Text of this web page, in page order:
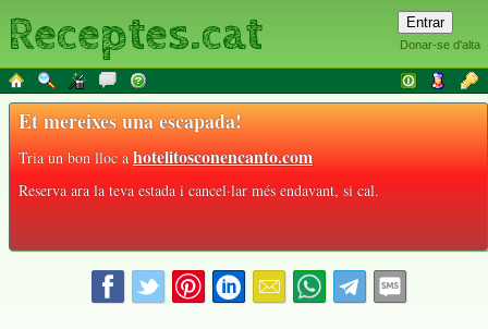
Donar-se d'alta
Receptes.cat
Et mereixes una escapada!
Tria un bon lloc ahotelitosconencanto.com
Reserva ara la teva estada i cancel·lar més endavant, si cal.